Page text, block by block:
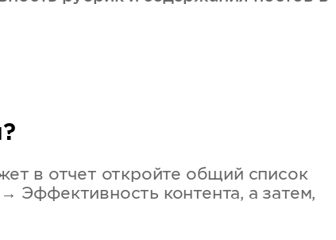
в отчет откройте общий список
Эффективность контента, а затем,